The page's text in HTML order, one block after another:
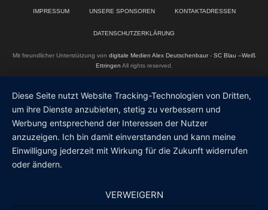
IMPRESSUM UNSERE SPONSOREN KONTAKTADRESSEN
DATENSCHUTZERKLÄRUNG
Mit freundlicher Unterstützung von digitale Medien Alex Deutschenbaur- SC Blau –Weiß
Ettringen All rights reserved.
Diese Seite nutzt Website Tracking-Technologien von Dritten,
um ihre Dienste anzubieten, stetig zu verbessern und
Werbung entsprechend der Interessen der Nutzer
anzuzeigen. Ich bin damit einverstanden und kann meine
Einwilligung jederzeit mit Wirkung für die Zukunft widerrufen
oder ändern.
VERWEIGERN